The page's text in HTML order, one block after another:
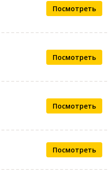
Посмотреть
Посмотреть
Посмотреть
Посмотреть